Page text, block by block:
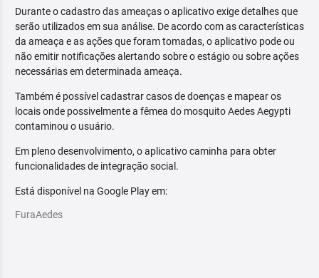
Durante o cadastro das ameaças o aplicativo exige detalhes que
serão utilizados em sua análise. De acordo com as características
da ameaça e as ações que foram tomadas, o aplicativo pode ou
não emitir notificações alertando sobre o estágio ou sobre ações
necessárias em determinada ameaça.
Também é possível cadastrar casos de doenças e mapear os
locais onde possivelmente a fêmea do mosquito Aedes Aegypti
contaminou o usuário.
Em pleno desenvolvimento, o aplicativo caminha para obter
funcionalidades de integração social.
Está disponível na Google Play em:
FuraAedes